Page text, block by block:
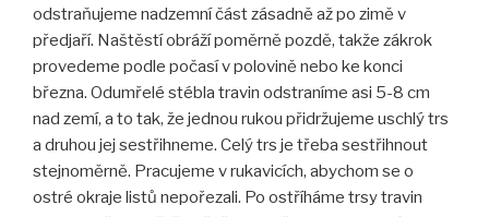
odstraňujeme nadzemní část zásadně až po zimě v
předjaří. Naštěstí obráží poměrně pozdě, takže zákrok
provedeme podle počasí v polovině nebo ke konci
března. Odumřelé stébla travin odstraníme asi 5-8 cm
nad zemí, a to tak, že jednou rukou přidržujeme uschlý trs
a druhou jej sestřihneme. Celý trs je třeba sestřihnout
stejnoměrně. Pracujeme v rukavicích, abychom se o
ostré okraje listů nepořezali. Po ostříháme trsy travin